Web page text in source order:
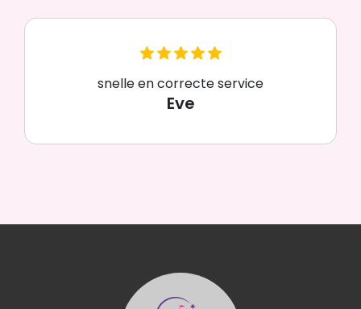
snelle en correcte service
Eve